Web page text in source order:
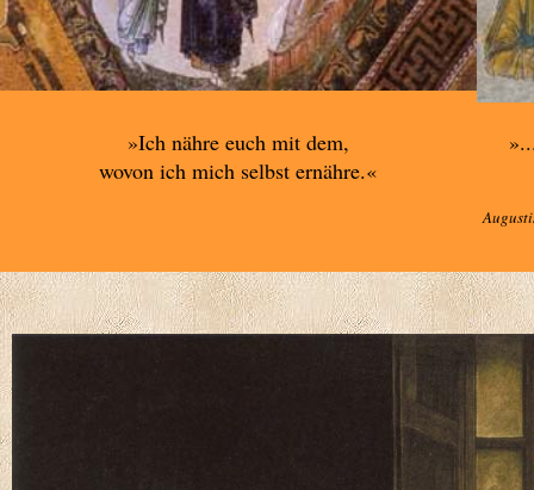
»Ich nähre euch mit dem,
wovon ich mich selbst ernähre.«